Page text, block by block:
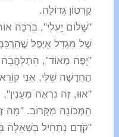
קַרְטוֹן גְּדוֹלָה.
"שָׁלוֹם יַעֵלִי", בֵּרְכָה
שֶׁל מִגְדַּל אַיְפֶל
"יָפֶה מְאוֹד",
הַחֲדָשָׁה שֶׁלִּי, אֲנִי
"אוּוּ, זֶה נִרְאֶה
הַמְּכוֹנָה מִקָּרוֹב. "מָה
"קֹדֶם נַתְחִיל בַּשְּׁאֵלָה